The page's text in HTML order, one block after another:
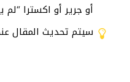
أو جرير أو اكسترا “لم
سيتم تحديث المقال